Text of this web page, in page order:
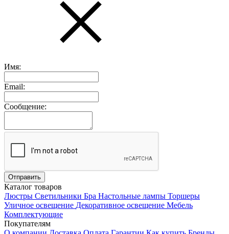
Имя:
Email:
Сообщение:
Каталог товаров
Люстры Светильники Бра Настольные лампы Торшеры
Уличное освещение Декоративное освещение Мебель
Комплектующие
Покупателям